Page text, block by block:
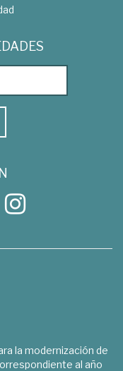
la modernización de
al año